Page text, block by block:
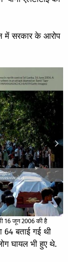
में सरकार के आरोप
16 जून 2006 की है
64 बताई गई थी
घायल भी हुए थे.